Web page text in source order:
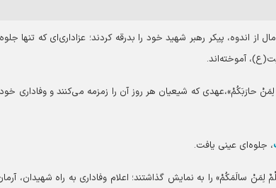
از اندوه، پیکر رهبر شهید خود را بدرقه کردند؛ عزاداری‌ای که تنها
آموخته‌اند.
حارَبَکُمْ»،عهدی که شیعیان هر روز آن را زمزمه می‌کنند و وفاداری خود
، جلوه‌ای عینی یافت.
لِمَنْ سالَمَکُمْ» را به نمایش گذاشتند؛ اعلام وفاداری به راه شهیدان،